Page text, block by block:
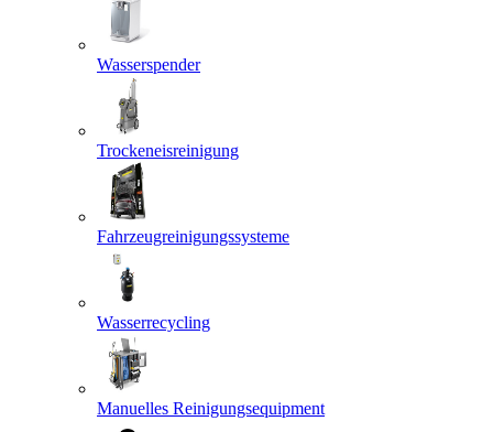
Wasserspender
Trockeneisreinigung
Fahrzeugreinigungssysteme
Wasserrecycling
Manuelles Reinigungsequipment